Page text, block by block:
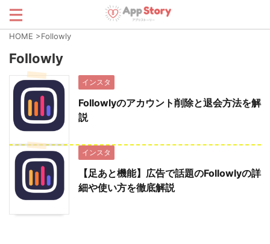
HOME >Followly
Followly
インスタ
Followlyのアカウント削除と退会方法を解
説
インスタ
【足あと機能】広告で話題のFollowlyの詳
細や使い方を徹底解説